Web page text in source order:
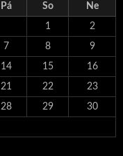
Pá So Ne
1 2
7 8 9
14 15 16
21 22 23
28 29 30